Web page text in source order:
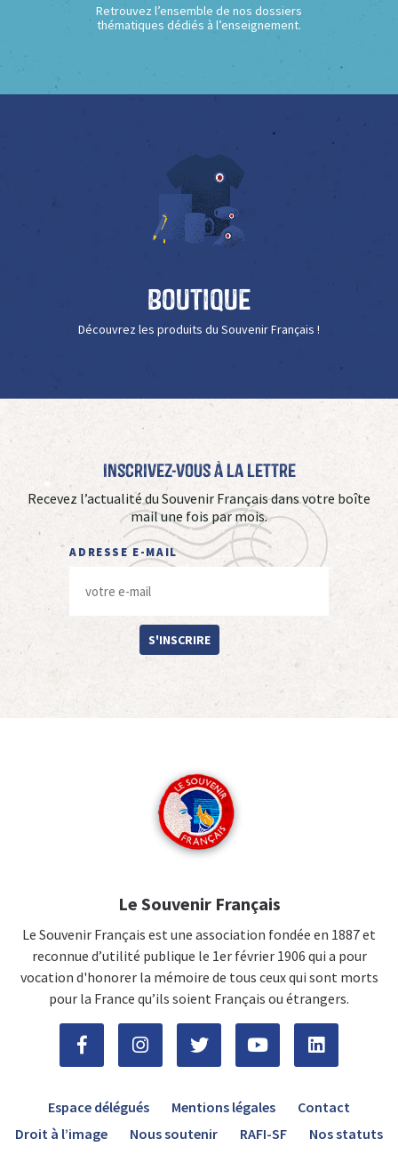
Retrouvez l’ensemble de nos dossiers
thématiques dédiés à l’enseignement.
Boutique
Découvrez les produits du Souvenir Français !
Inscrivez-vous à La Lettre
Recevez l’actualité du Souvenir Français dans votre boîte
mail une fois par mois.
ADRESSE E-MAIL
S'INSCRIRE
Le Souvenir Français
Le Souvenir Français est une association fondée en 1887 et
reconnue d’utilité publique le 1er février 1906 qui a pour
vocation d'honorer la mémoire de tous ceux qui sont morts
pour la France qu’ils soient Français ou étrangers.
Espace délégués Mentions légales
Contact
Droit à l’image
Nous soutenir RAFI-SF Nos statuts